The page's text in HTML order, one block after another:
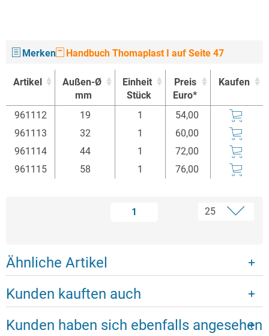
Merken Handbuch Thomaplast I auf Seite 47
Artikel
Außen-Ø
mm
Einheit
Stück
Preis
Euro*
Kaufen
Artikel
Außen-Ø
Einheit
Preis
Kaufen
961112 19 1
54,00
961113
32 1
60,00
961114
44 1
72,00
961115
58 1 76,00
1
Ähnliche Artikel
Kunden kauften auch
Kunden haben sich ebenfalls angesehen